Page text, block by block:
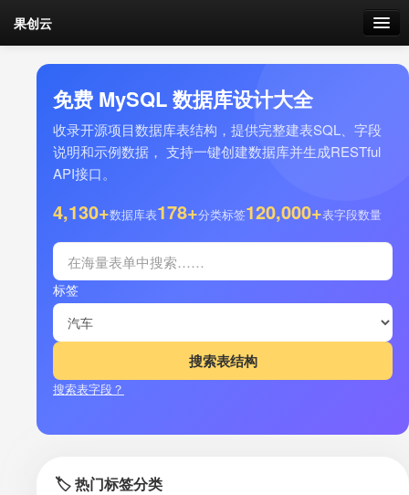
果创云
数据表单
API接口
云存储
剩余接口流量
加流量
免费 MySQL 数据库设计大全
收录开源项目数据库表结构，提供完整建表SQL、字段
说明和示例数据， 支持一键创建数据库并生成RESTful
API接口。
4,130+数据库表178+分类标签120,000+表字段数量
标签
搜索表字段？
🏷️ 热门标签分类